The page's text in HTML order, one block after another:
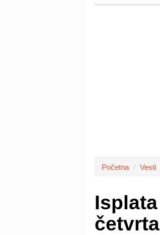
Početna Vesti